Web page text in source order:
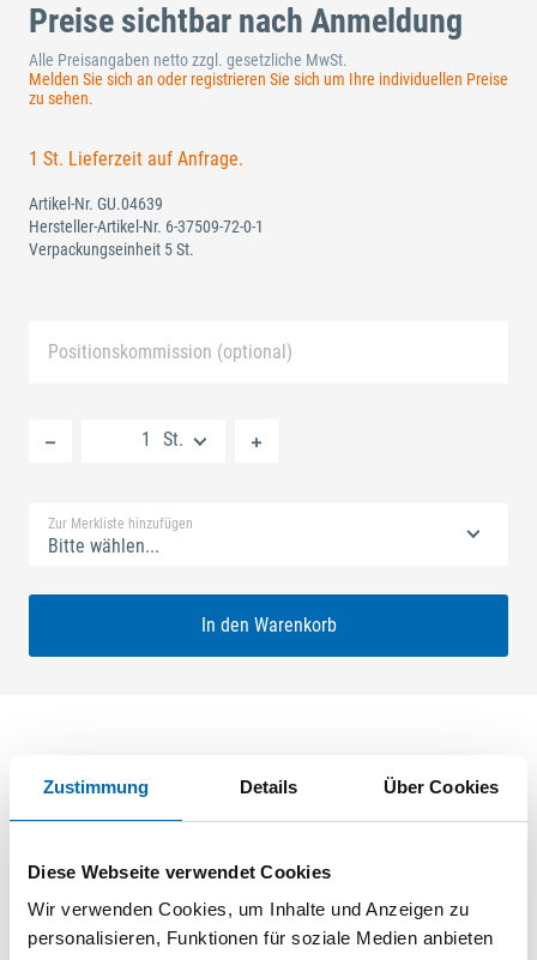
Zustimmung Details Über Cookies
Diese Webseite verwendet Cookies
Wir verwenden Cookies, um Inhalte und Anzeigen zu
personalisieren, Funktionen für soziale Medien anbieten
Preise sichtbar nach Anmeldung
Alle Preisangaben netto zzgl. gesetzliche MwSt.
Melden Sie sich an oder registrieren Sie sich um Ihre individuellen Preise
zu sehen.
1 St. Lieferzeit auf Anfrage.
Artikel-Nr. GU.04639
Hersteller-Artikel-Nr. 6-37509-72-0-1
Verpackungseinheit 5 St.
Positionskommission (optional)
St.
Zur Merkliste hinzufügen
Bitte wählen...
In den Warenkorb
Produktbeschreibung
890mm Flachstulp 16x2,5mm L:1750,0mm Eckig Maße: A1
optional ferGUard*silber